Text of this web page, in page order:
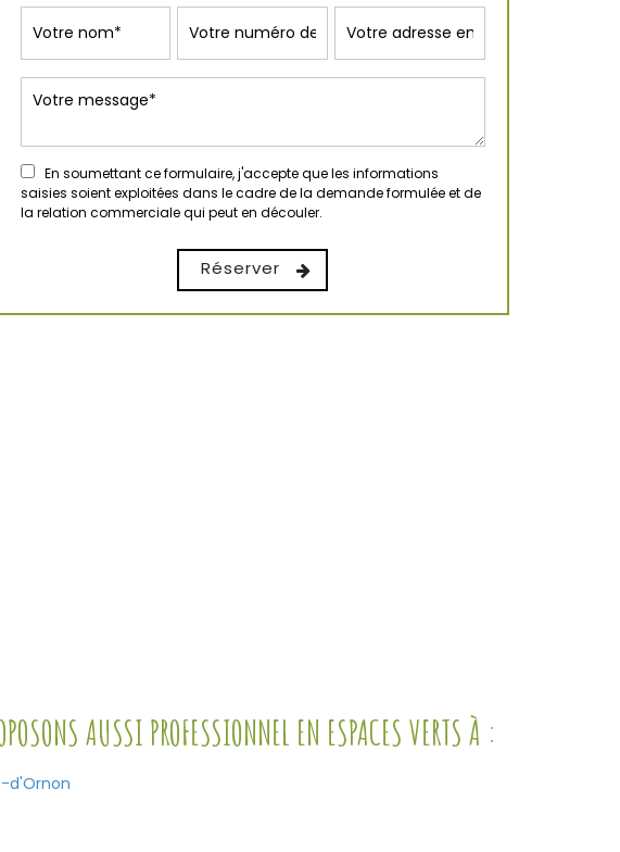
En soumettant ce formulaire, j'accepte que les informations
saisies soient exploitées dans le cadre de la demande formulée et de
la relation commerciale qui peut en découler.
AUSSI PROFESSIONNEL EN ESPACES VERTS À :
d'Ornon